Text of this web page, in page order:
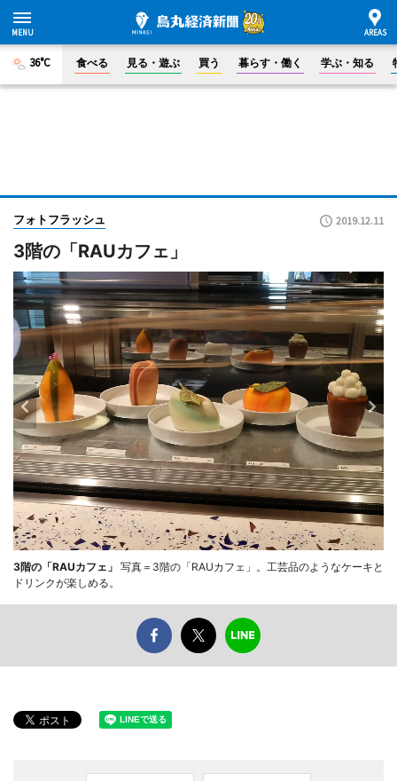
36°C 食べる 見る・遊ぶ 買う 暮らす・働く 学ぶ・知る
フォトフラッシュ 2019.12.11
3階の「RAUカフェ」
3階の「RAUカフェ」 写真＝3階の「RAUカフェ」。工芸品のようなケーキと
ドリンクが楽しめる。